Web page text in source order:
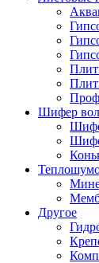
Шифер
Другое